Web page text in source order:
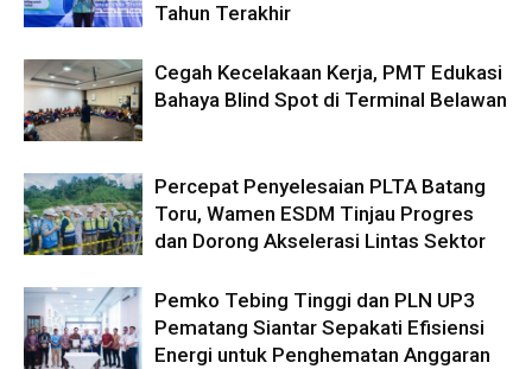
Tahun Terakhir
Cegah Kecelakaan Kerja, PMT Edukasi
Bahaya Blind Spot di Terminal Belawan
Percepat Penyelesaian PLTA Batang
Toru, Wamen ESDM Tinjau Progres
dan Dorong Akselerasi Lintas Sektor
Pemko Tebing Tinggi dan PLN UP3
Pematang Siantar Sepakati Efisiensi
Energi untuk Penghematan Anggaran